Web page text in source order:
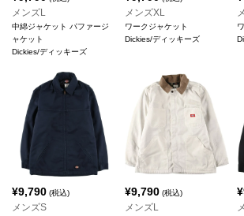
メンズL
中綿ジャケット パファージ
ャケット
Dickies/ディッキーズ
メンズXL
ワークジャケット
Dickies/ディッキーズ
¥9,790 (税込)
メンズS
¥9,790(税込)
メンズL
¥